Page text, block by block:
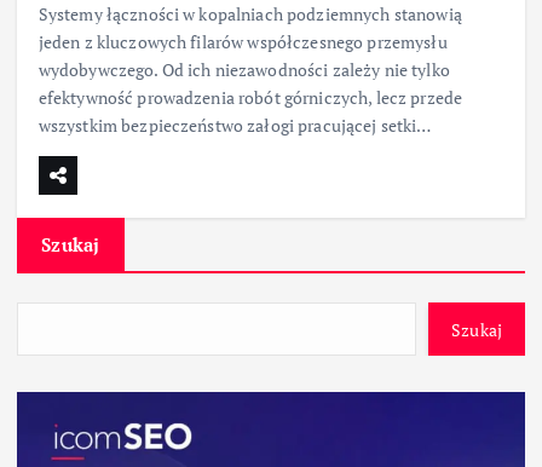
Systemy łączności w kopalniach podziemnych stanowią
jeden z kluczowych filarów współczesnego przemysłu
wydobywczego. Od ich niezawodności zależy nie tylko
efektywność prowadzenia robót górniczych, lecz przede
wszystkim bezpieczeństwo załogi pracującej setki…
Szukaj
Szukaj